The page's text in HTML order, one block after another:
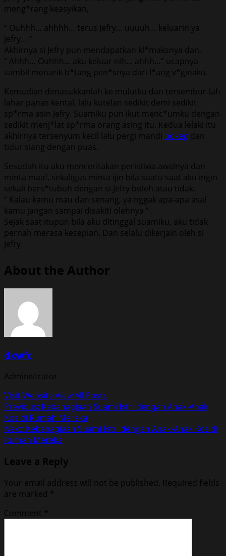
meng*rang keasyikan,
“ Ouhhh… ahhhh… terus Jefry… uuuuh… keluarin ya
Jefry… ”
Akhirnya si Jefry pun mendapatkan kl*maksnya dan,
“ Ahhh… Ouhhh… aku keluar nih… ahhh…” ucapnya
sambil menarik b*tang pen*snya dari l*ang v*ginaku.
Kemudian dimasukkanlah ke mulutku dan tersembur-lah
lahar panas kental, lalu kutelan sedikit demi sedikit
sp*rma asin Jefry. Suamiku pun ikut menc*umku dengan
sedikit menj*lat sp*rma orang asing itu. Kedua lelaki itu
akhirnya tersenyum kecil lalu pergi mandi bokep dan
tidur siang dengan puas.
Sesudah itu aku menceritakan peristiwa awalnya dan
minta maaf, sekaligus minta ijin bila suatu saat aku ingin
sekali bers*tubuh dengan si Jefry boleh atau tidak.
“ Kalau kamu mau dan senang, ya nggak apa-apa asal
kamu jangan sampai disakiti olehnya ” .
Sejak saat itupun bila aku ditinggal suamiku, aku tidak
pernah merasa kesepian. Dan selalu dikerjain oleh si
Jefry.
About the Author
dxwfc
Administrator
Visit WebsiteView All Posts
Post
navigation
Previous: Kebahagiaan Suami Istri dengan Anak-Anak
Kos di Rumah Mereka
Next: Kebahagiaan Suami Istri dengan Anak-Anak Kos di
Rumah Mereka
Leave a Reply
Your email address will not be published. Required fields
are marked *
Comment *